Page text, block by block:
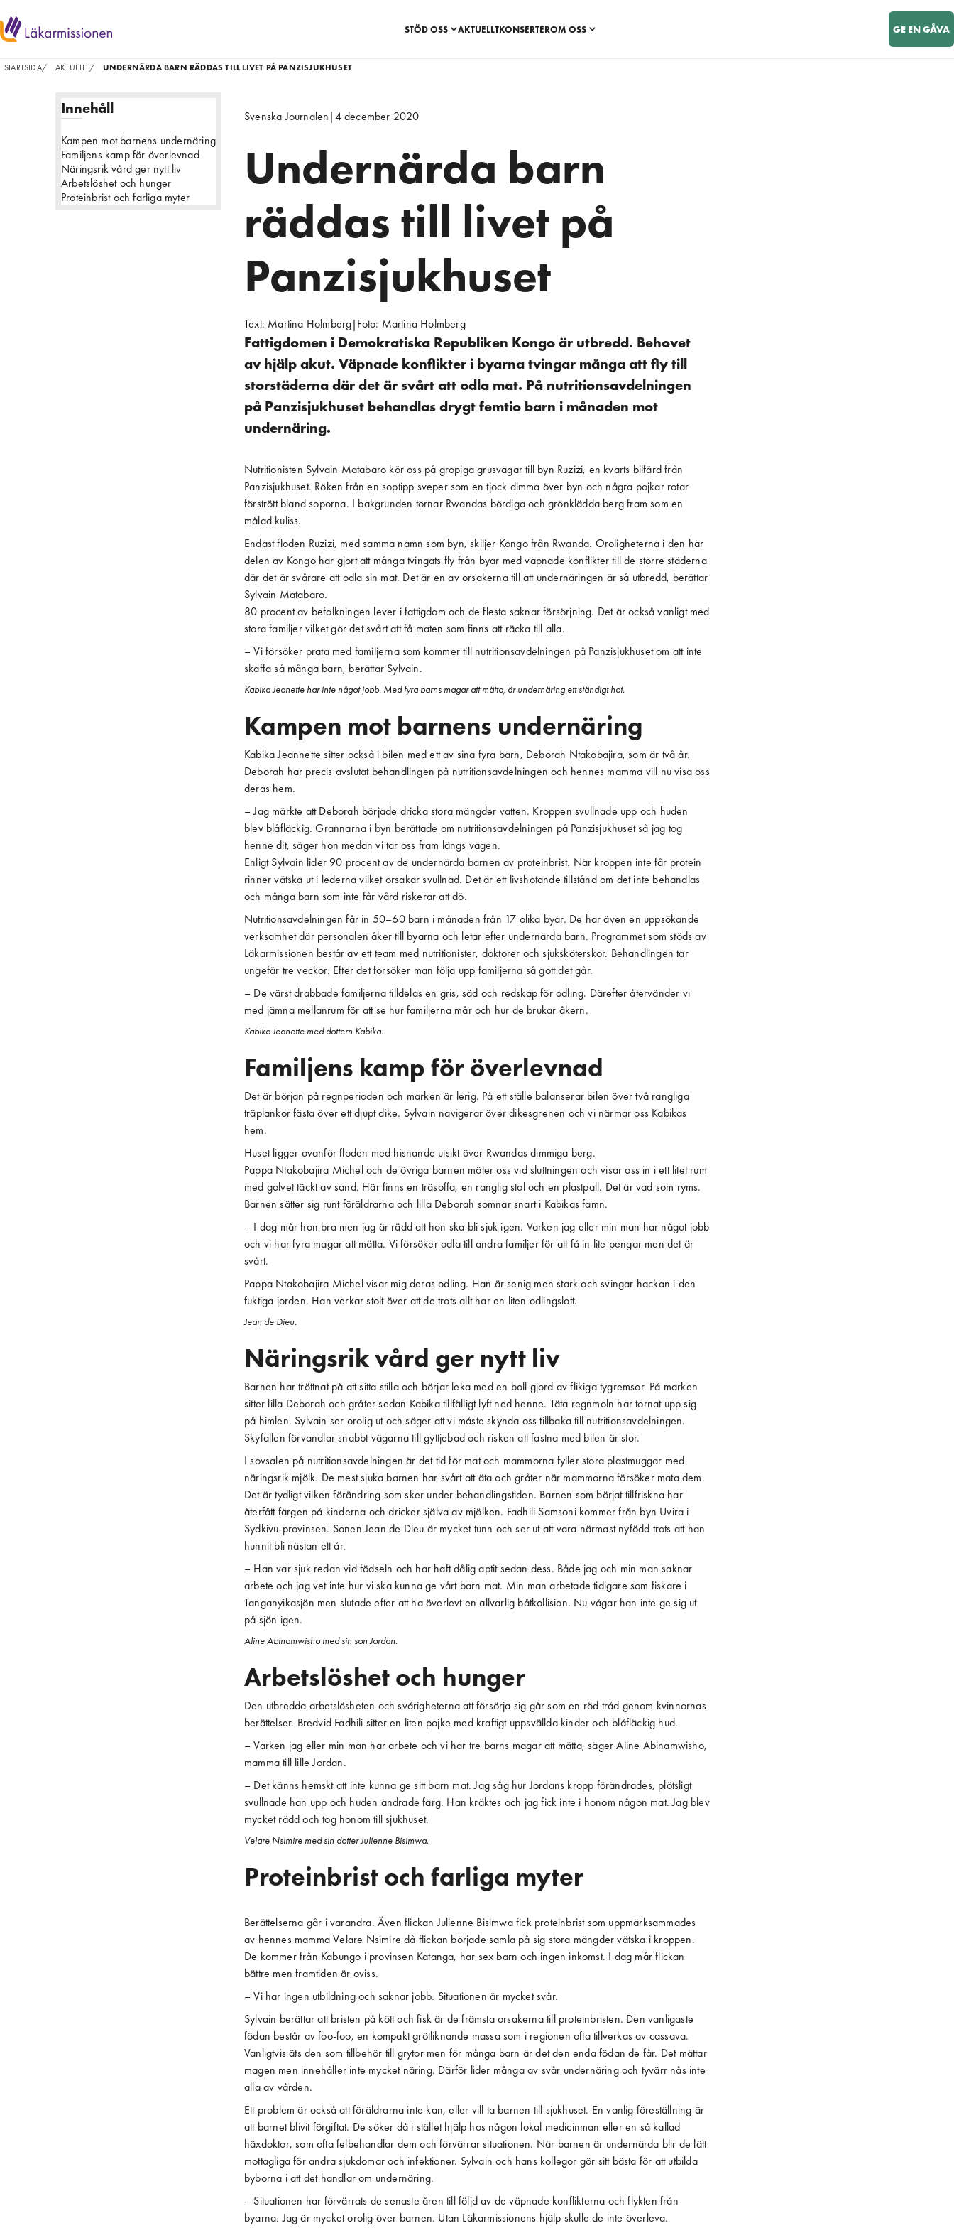
STÖD OSS AKTUELLTKONSERTEROM OSS GE EN GÅVA
STARTSIDA/ AKTUELLT/ UNDERNÄRDA BARN RÄDDAS TILL LIVET PÅ PANZISJUKHUSET
Innehåll
Kampen mot barnens undernäring
Familjens kamp för överlevnad
Näringsrik vård ger nytt liv
Arbetslöshet och hunger
Proteinbrist och farliga myter
Svenska Journalen|4 december 2020
Undernärda barn
räddas till livet på
Panzisjukhuset
Text: Martina Holmberg|Foto: Martina Holmberg
Fattigdomen i Demokratiska Republiken Kongo är utbredd. Behovet
av hjälp akut. Väpnade konflikter i byarna tvingar många att fly till
storstäderna där det är svårt att odla mat. På nutritions­avdelningen
på Panzisjukhuset behandlas drygt femtio barn i månaden mot
undernäring.
Nutritionisten Sylvain Matabaro kör oss på gropiga grusvägar till byn Ruzizi, en kvarts bilfärd från
Panzisjukhuset. Röken från en soptipp sveper som en tjock dimma över byn och några pojkar rotar
förstrött bland soporna. I bakgrunden tornar Rwandas bördiga och grönklädda berg fram som en
målad kuliss.
Endast floden Ruzizi, med samma namn som byn, skiljer Kongo från Rwanda. Oroligheterna i den här
delen av Kongo har gjort att många tvingats fly från byar med väpnade konflikter till de större städerna
där det är svårare att odla sin mat. Det är en av orsakerna till att undernäringen är så utbredd, berättar
Sylvain Matabaro.
80 procent av befolkningen lever i fattigdom och de flesta saknar försörjning. Det är också vanligt med
stora familjer vilket gör det svårt att få maten som finns att räcka till alla.
– Vi försöker prata med familjerna som kommer till nutritionsavdelningen på Panzisjukhuset om att inte
skaffa så många barn, berättar Sylvain.
Kabika Jeanette har inte något jobb. Med fyra barns magar att mätta, är undernäring ett ständigt hot.
Kampen mot barnens undernäring
Kabika Jeannette sitter också i bilen med ett av sina fyra barn, Deborah Ntakobajira, som är två år.
Deborah har precis avslutat behandlingen på nutritionsavdelningen och hennes mamma vill nu visa oss
deras hem.
– Jag märkte att Deborah började dricka stora mängder vatten. Kroppen svullnade upp och huden
blev blåfläckig. Grannarna i byn berättade om nutritionsavdelningen på Panzisjukhuset så jag tog
henne dit, säger hon medan vi tar oss fram längs vägen.
Enligt Sylvain lider 90 procent av de undernärda barnen av proteinbrist. När kroppen inte får protein
rinner vätska ut i lederna vilket orsakar svullnad. Det är ett livshotande tillstånd om det inte behandlas
och många barn som inte får vård riskerar att dö.
Nutritionsavdelningen får in 50–60 barn i månaden från 17 olika byar. De har även en uppsökande
verksamhet där personalen åker till byarna och letar efter undernärda barn. Programmet som stöds av
Läkarmissionen består av ett team med nutritionister, doktorer och sjuksköterskor. Behandlingen tar
ungefär tre veckor. Efter det försöker man följa upp familjerna så gott det går.
– De värst drabbade familjerna tilldelas en gris, säd och redskap för odling. Därefter återvänder vi
med jämna mellanrum för att se hur familjerna mår och hur de brukar åkern.
Kabika Jeanette med dottern Kabika.
Familjens kamp för överlevnad
Det är början på regnperioden och marken är lerig. På ett ställe balanserar bilen över två rangliga
träplankor fästa över ett djupt dike. Sylvain navigerar över dikesgrenen och vi närmar oss Kabikas
hem.
Huset ligger ovanför floden med hisnande utsikt över Rwandas dimmiga berg.
Pappa Ntakobajira Michel och de övriga barnen möter oss vid sluttningen och visar oss in i ett litet rum
med golvet täckt av sand. Här finns en träsoffa, en ranglig stol och en plastpall. Det är vad som ryms.
Barnen sätter sig runt föräldrarna och lilla Deborah somnar snart i Kabikas famn.
– I dag mår hon bra men jag är rädd att hon ska bli sjuk igen. Varken jag eller min man har något jobb
och vi har fyra magar att mätta. Vi försöker odla till andra familjer för att få in lite pengar men det är
svårt.
Pappa Ntakobajira Michel visar mig deras odling. Han är senig men stark och svingar hackan i den
fuktiga jorden. Han verkar stolt över att de trots allt har en liten odlingslott.
Jean de Dieu.
Näringsrik vård ger nytt liv
Barnen har tröttnat på att sitta stilla och börjar leka med en boll gjord av flikiga tygremsor. På marken
sitter lilla Deborah och gråter sedan Kabika tillfälligt lyft ned henne. Täta regnmoln har tornat upp sig
på himlen. Sylvain ser orolig ut och säger att vi måste skynda oss tillbaka till nutritionsavdelningen.
Skyfallen förvandlar snabbt vägarna till gyttjebad och risken att fastna med bilen är stor.
I sovsalen på nutritionsavdelningen är det tid för mat och mammorna fyller stora plastmuggar med
näringsrik mjölk. De mest sjuka barnen har svårt att äta och gråter när mammorna försöker mata dem.
Det är tydligt vilken förändring som sker under behandlingstiden. Barnen som börjat tillfriskna har
återfått färgen på kinderna och dricker själva av mjölken. Fadhili Samsoni kommer från byn Uvira i
Sydkivu-provinsen. Sonen Jean de Dieu är mycket tunn och ser ut att vara närmast nyfödd trots att han
hunnit bli nästan ett år.
– Han var sjuk redan vid födseln och har haft dålig aptit sedan dess. Både jag och min man saknar
arbete och jag vet inte hur vi ska kunna ge vårt barn mat. Min man arbetade tidigare som fiskare i
Tanganyikasjön men slutade efter att ha överlevt en allvarlig båtkollision. Nu vågar han inte ge sig ut
på sjön igen.
Aline Abinamwisho med sin son Jordan.
Arbetslöshet och hunger
Den utbredda arbetslösheten och svårigheterna att försörja sig går som en röd tråd genom kvinnornas
berättelser. Bredvid Fadhili sitter en liten pojke med kraftigt uppsvällda kinder och blåfläckig hud.
– Varken jag eller min man har arbete och vi har tre barns magar att mätta, säger Aline Abinamwisho,
mamma till lille Jordan.
– Det känns hemskt att inte kunna ge sitt barn mat. Jag såg hur Jordans kropp förändrades, plötsligt
svullnade han upp och huden ändrade färg. Han kräktes och jag fick inte i honom någon mat. Jag blev
mycket rädd och tog honom till sjukhuset.
Velare Nsimire med sin dotter Julienne Bisimwa.
Proteinbrist och farliga myter
Berättelserna går i varandra. Även flickan Julienne Bisimwa fick proteinbrist som uppmärksammades
av hennes mamma Velare Nsimire då flickan började samla på sig stora mängder vätska i kroppen.
De kommer från Kabungo i provinsen Katanga, har sex barn och ingen inkomst. I dag mår flickan
bättre men framtiden är oviss.
– Vi har ingen utbildning och saknar jobb. Situationen är mycket svår.
Sylvain berättar att bristen på kött och fisk är de främsta orsakerna till proteinbristen. Den vanligaste
födan består av foo-foo, en kompakt grötliknande massa som i regionen ofta tillverkas av cassava.
Vanligtvis äts den som tillbehör till grytor men för många barn är det den enda födan de får. Det mättar
magen men innehåller inte mycket näring. Därför lider många av svår undernäring och tyvärr nås inte
alla av vården.
Ett problem är också att föräldrarna inte kan, eller vill ta barnen till sjukhuset. En vanlig föreställning är
att barnet blivit förgiftat. De söker då i stället hjälp hos någon lokal medicinman eller en så kallad
häxdoktor, som ofta felbehandlar dem och förvärrar situationen. När barnen är undernärda blir de lätt
mottagliga för andra sjukdomar och infektioner. Sylvain och hans kollegor gör sitt bästa för att utbilda
byborna i att det handlar om undernäring.
– Situationen har förvärrats de senaste åren till följd av de väpnade konflikterna och flykten från
byarna. Jag är mycket orolig över barnen. Utan Läkarmissionens hjälp skulle de inte överleva.